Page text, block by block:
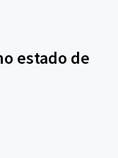
estado de